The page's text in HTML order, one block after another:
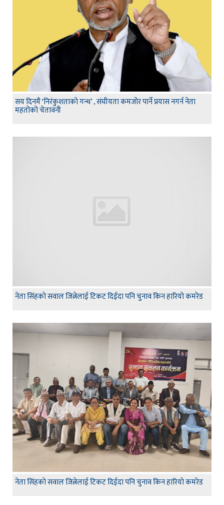
सय दिनमै ‘निरंकुशताको गन्ध’ , संघीयता कमजोर पार्ने प्रयास नगर्न नेता
महतोको चेतावनी
नेता सिंहकाे सवाल जित्नेलाई टिकट दिईदा पनि चुनाव किन हारियाे कमरेड
नेता सिंहकाे सवाल जित्नेलाई टिकट दिईदा पनि चुनाव किन हारियाे कमरेड